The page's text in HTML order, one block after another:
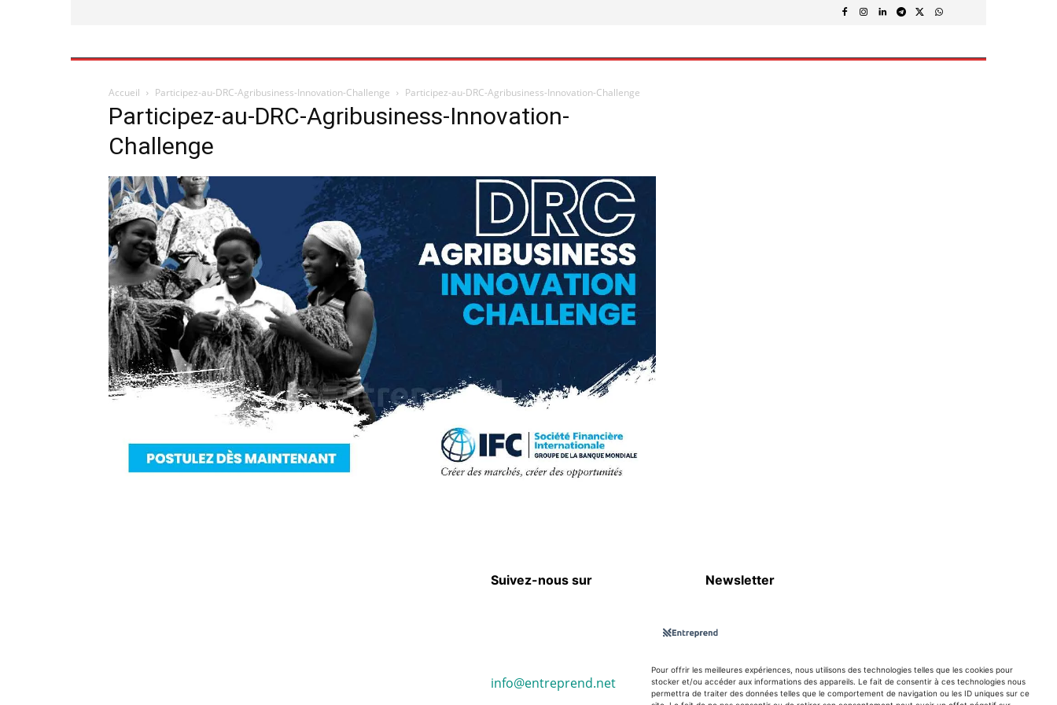
Pour offrir les meilleures expériences, nous utilisons des technologies telles que les cookies pour
stocker et/ou accéder aux informations des appareils. Le fait de consentir à ces technologies nous
permettra de traiter des données telles que le comportement de navigation ou les ID uniques sur ce
Accueil Participez-au-DRC-Agribusiness-Innovation-Challenge Participez-au-DRC-Agribusiness-Innovation-Challenge
Participez-au-DRC-Agribusiness-Innovation-
Challenge
Suivez-nous sur
info@entreprend.net
Newsletter
S'abboner